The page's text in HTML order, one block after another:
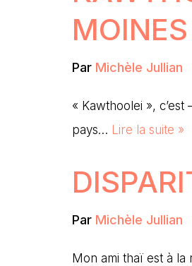
Par Michèle Jullian
« Kawthoolei »,
pays… Lire la suite »
Par Michèle Jullian
Mon ami thaï est à la